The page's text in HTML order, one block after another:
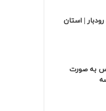
| استان
به صورت